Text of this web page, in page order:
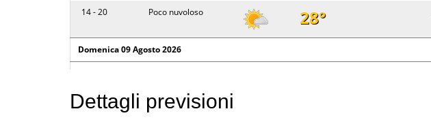
14 - 20 Poco nuvoloso 28°
Domenica 09 Agosto 2026
20 - 02 Poco nuvoloso
Dettagli previsioni